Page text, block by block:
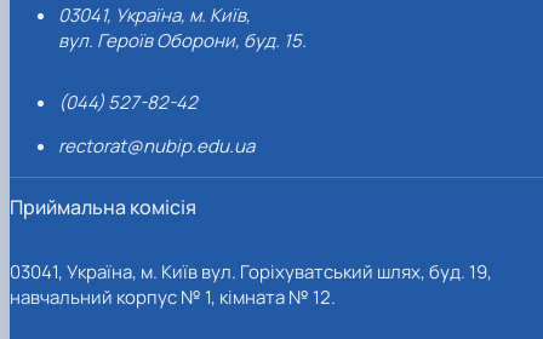
03041, Україна, м. Київ,
вул. Героїв Оборони, буд. 15.
(044) 527-82-42
rectorat@nubip.edu.ua
Приймальна комісія
03041, Україна, м. Київ вул. Горіхуватський шлях, буд. 19,
навчальний корпус № 1, кімната № 12.